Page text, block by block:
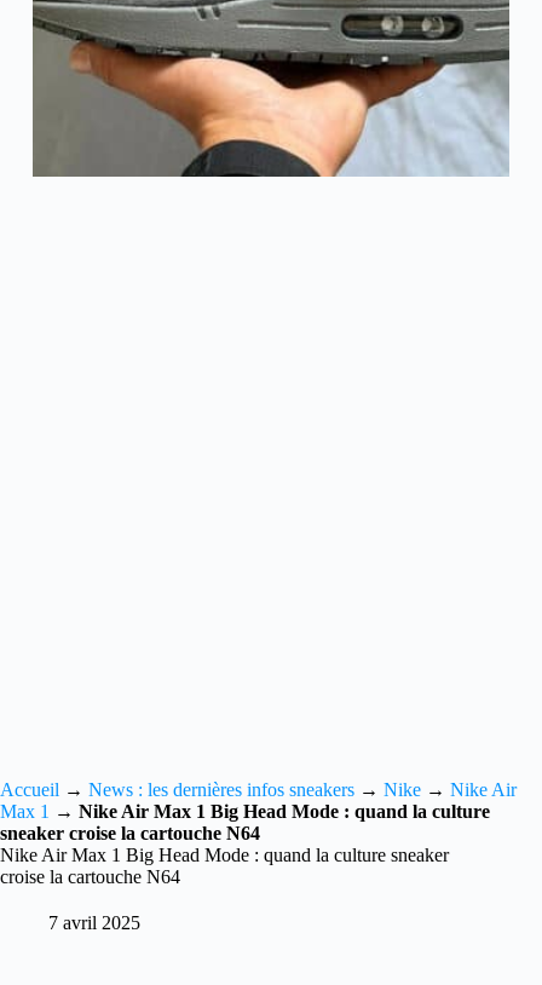
Accueil → News : les dernières infos sneakers → Nike → Nike Air
Max 1 → Nike Air Max 1 Big Head Mode : quand la culture
sneaker croise la cartouche N64
Nike Air Max 1 Big Head Mode : quand la culture sneaker
croise la cartouche N64
7 avril 2025